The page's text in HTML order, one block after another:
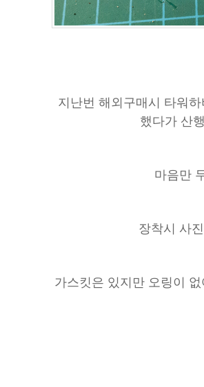
지난번 해외구매시 타워
했다가 산
마음만
장착시 사
가스킷은 있지만 오링이